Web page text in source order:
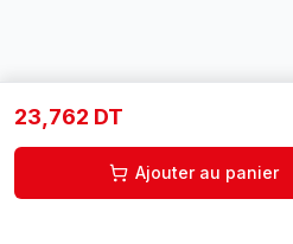
23,762 DT
Ajouter au panier